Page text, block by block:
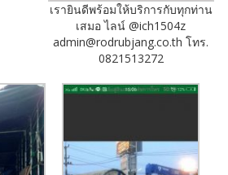
เรายินดีพร้อมให้บริการกับทุกท่าน
เสมอ ไลน์ @ich1504z
admin@rodrubjang.co.th โทร.
0821513272